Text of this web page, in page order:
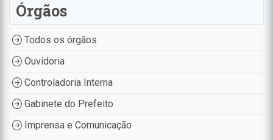
Órgãos
Todos os órgãos
Ouvidoria
Controladoria Interna
Gabinete do Prefeito
Imprensa e Comunicação